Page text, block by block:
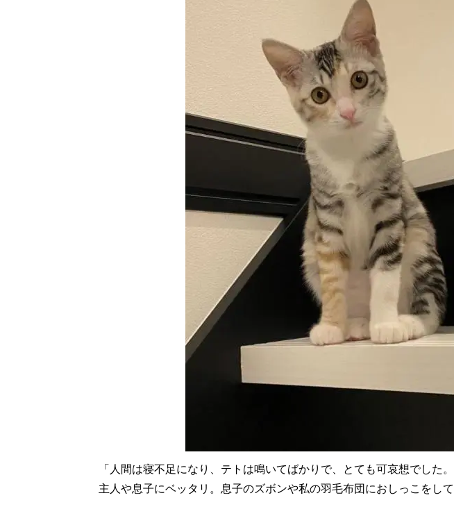
「人間は寝不足になり、テトは鳴いてばかりで、とても可哀想でした
主人や息子にベッタリ。息子のズボンや私の羽毛布団におしっこをして